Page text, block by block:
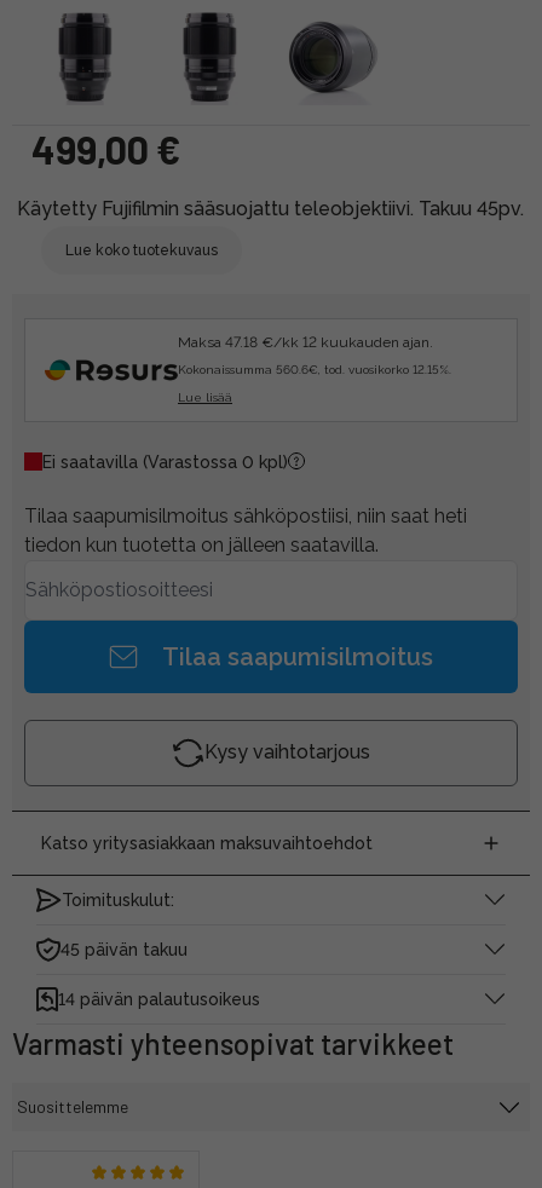
499,00 €
Käytetty Fujifilmin sääsuojattu teleobjektiivi. Takuu 45pv.
Lue koko tuotekuvaus
Maksa 47.18 €/kk 12 kuukauden ajan.
Kokonaissumma 560.6€, tod. vuosikorko 12.15%.
Lue lisää
Ei saatavilla (Varastossa 0 kpl)
Tilaa saapumisilmoitus sähköpostiisi, niin saat heti
tiedon kun tuotetta on jälleen saatavilla.
Tilaa saapumisilmoitus
Kysy vaihtotarjous
Katso yritysasiakkaan maksuvaihtoehdot
Toimituskulut:
45 päivän takuu
14 päivän palautusoikeus
Varmasti yhteensopivat tarvikkeet